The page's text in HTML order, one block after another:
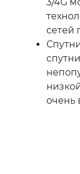
сетей
очень